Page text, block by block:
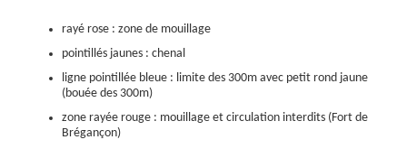
rayé rose : zone de mouillage
pointillés jaunes : chenal
ligne pointillée bleue : limite des 300m avec petit rond jaune
(bouée des 300m)
zone rayée rouge : mouillage et circulation interdits (Fort de
Brégançon)